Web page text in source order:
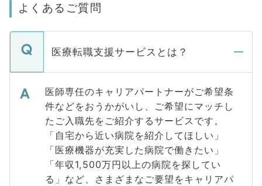
よくあるご質問
医療転職支援サービスとは？
医師専任のキャリアパートナーがご希望条
件などをおうかがいし、ご希望にマッチし
たご入職先をご紹介するサービスです。
「自宅から近い病院を紹介してほしい」
「医療機器が充実した病院で働きたい」
「年収1,500万円以上の病院を探してい
る」など、さまざまなご要望をキャリアパ